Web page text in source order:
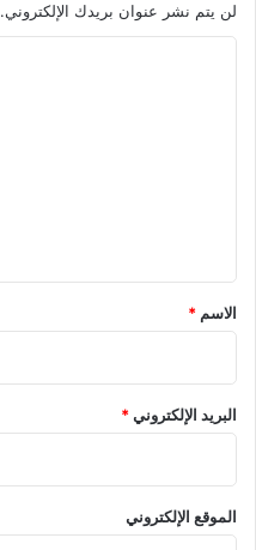
لن يتم نشر عنوان بريدك الإلكتروني.
*
الاسم *
البريد الإلكتروني*
الموقع الإلكتروني